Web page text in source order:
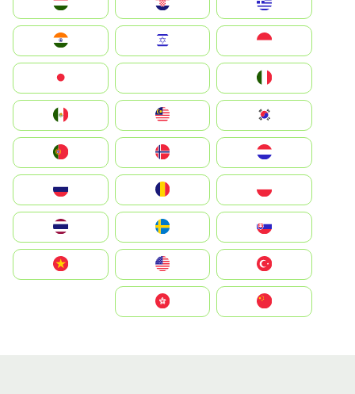
Hrvatska
Magyarország
Indonesia
South Korea
Nederland
Portugal
România
Slovensko
United States
Vietnam